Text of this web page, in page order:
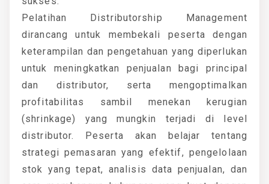
Pelatihan Distributorship Management
dirancang untuk membekali peserta dengan
keterampilan dan pengetahuan yang diperlukan
untuk meningkatkan penjualan bagi principal
dan distributor, serta mengoptimalkan
profitabilitas sambil menekan kerugian
(shrinkage) yang mungkin terjadi di level
distributor. Peserta akan belajar tentang
strategi pemasaran yang efektif, pengelolaan
stok yang tepat, analisis data penjualan, dan